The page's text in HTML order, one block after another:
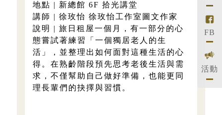
FB
活動
地點 | 新總館 6F 拾光講堂
講師 | 徐玫怡 徐玫怡工作室圖文作家
說明 | 旅日租屋一個月，有一部分的心
態嘗試著練習「一個獨居老人的生
活」，並整理出如何面對這種生活的心
得。在熟齡階段預先思考老後生活與需
求，不僅幫助自己做好準備，也能更同
理長輩們的抉擇與習慣。